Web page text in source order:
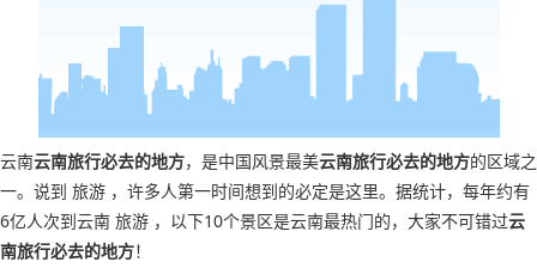
云南云南旅行必去的地方，是中国风景最美云南旅行必去的地方的区域之
一。说到 旅游 ，许多人第一时间想到的必定是这里。据统计，每年约有
6亿人次到云南 旅游 ，以下10个景区是云南最热门的，大家不可错过云
南旅行必去的地方！